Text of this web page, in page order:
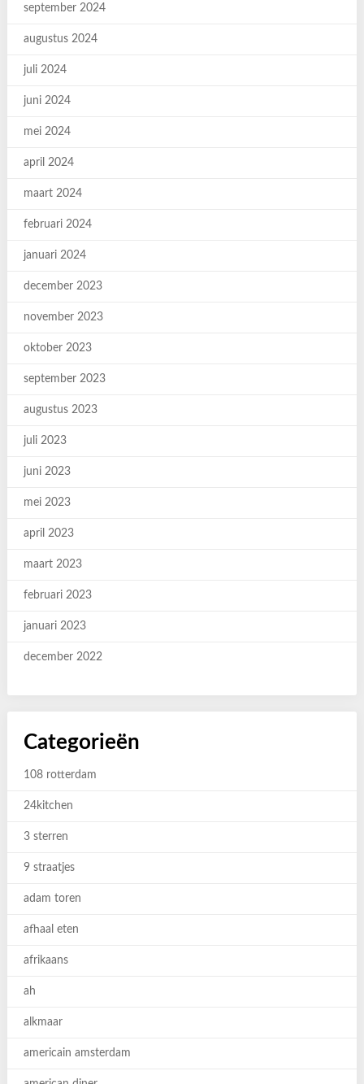
september 2024
augustus 2024
juli 2024
juni 2024
mei 2024
april 2024
maart 2024
februari 2024
januari 2024
december 2023
november 2023
oktober 2023
september 2023
augustus 2023
juli 2023
juni 2023
mei 2023
april 2023
maart 2023
februari 2023
januari 2023
december 2022
Categorieën
108 rotterdam
24kitchen
3 sterren
9 straatjes
adam toren
afhaal eten
afrikaans
ah
alkmaar
americain amsterdam